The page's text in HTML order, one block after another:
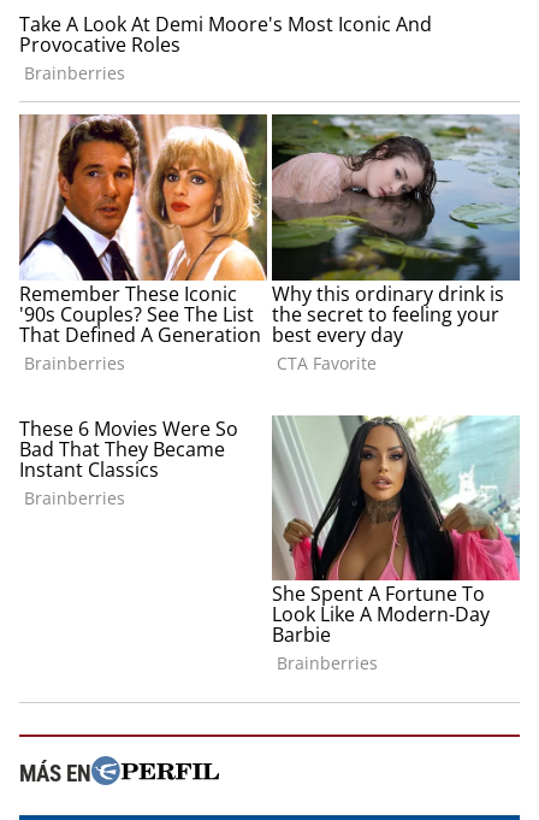
MÁS EN